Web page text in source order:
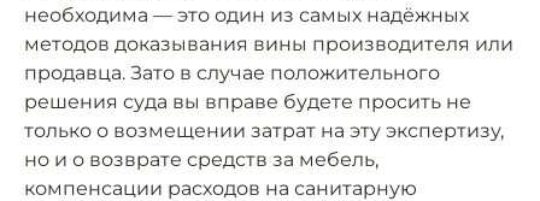
необходима — это один из самых надёжных
методов доказывания вины производителя или
продавца. Зато в случае положительного
решения суда вы вправе будете просить не
только о возмещении затрат на эту экспертизу,
но и о возврате средств за мебель,
компенсации расходов на санитарную